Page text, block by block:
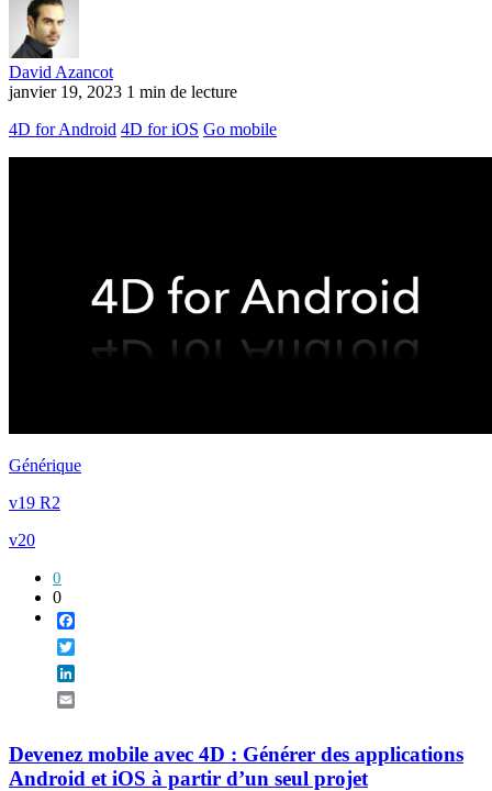
David Azancot
janvier 19, 2023 1 min de lecture
4D for Android 4D for iOS Go mobile
Générique
v19 R2
v20
0
0
Devenez mobile avec 4D : Générer des applications
Android et iOS à partir d’un seul projet